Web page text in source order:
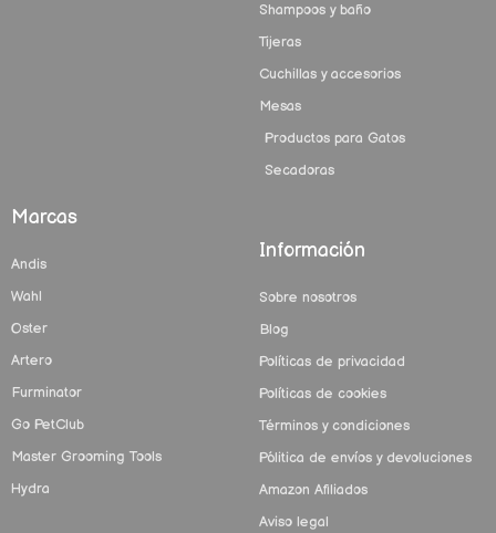
Shampoos y baño
Tijeras
Cuchillas y accesorios
Mesas
Productos para Gatos
Secadoras
Marcas
Andis
Wahl
Oster
Artero
Furminator
Go PetClub
Master Grooming Tools
Hydra
Información
Sobre nosotros
Blog
Políticas de privacidad
Políticas de cookies
Términos y condiciones
Pólitica de envíos y devoluciones
Amazon Afiliados
Aviso legal